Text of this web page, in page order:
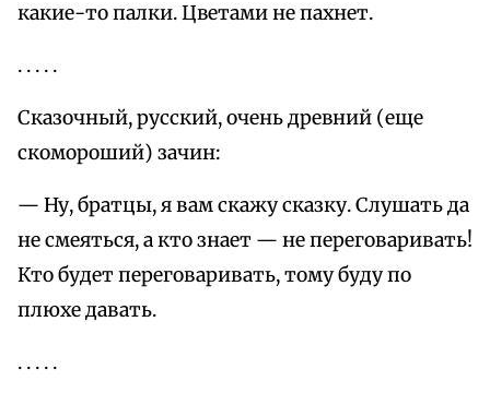
какие-то палки. Цветами не пахнет.
. . . . .
Сказочный, русский, очень древний (еще
скомороший) зачин:
— Ну, братцы, я вам скажу сказку. Слушать да
не смеяться, а кто знает — не переговаривать!
Кто будет переговаривать, тому буду по
плюхе давать.
. . . . .